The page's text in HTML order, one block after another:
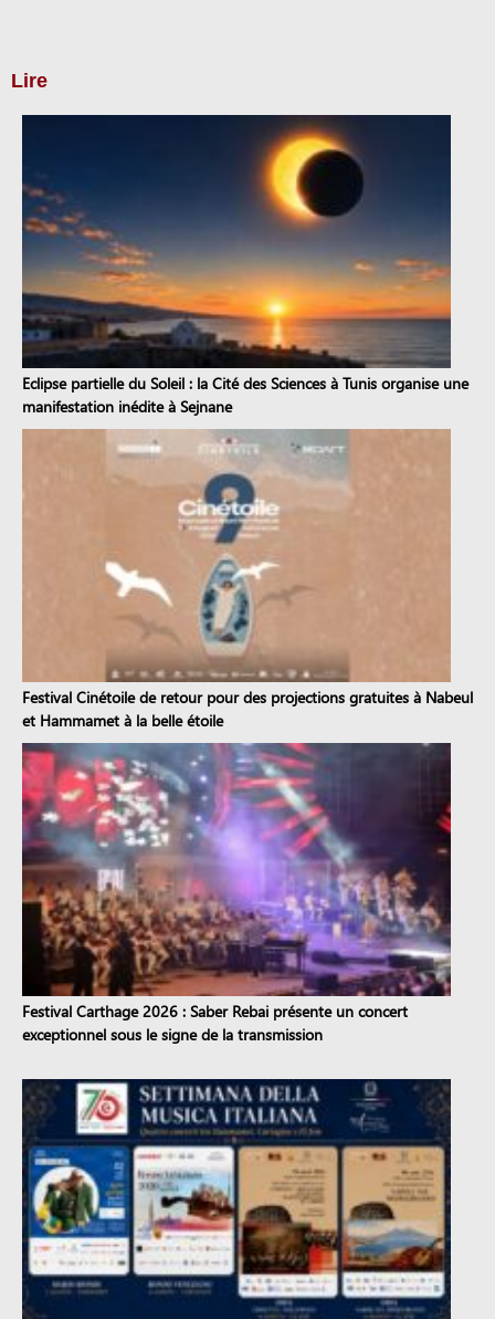
Lire
Eclipse partielle du Soleil : la Cité des Sciences à Tunis organise une
manifestation inédite à Sejnane
Festival Cinétoile de retour pour des projections gratuites à Nabeul
et Hammamet à la belle étoile
Festival Carthage 2026 : Saber Rebai présente un concert
exceptionnel sous le signe de la transmission